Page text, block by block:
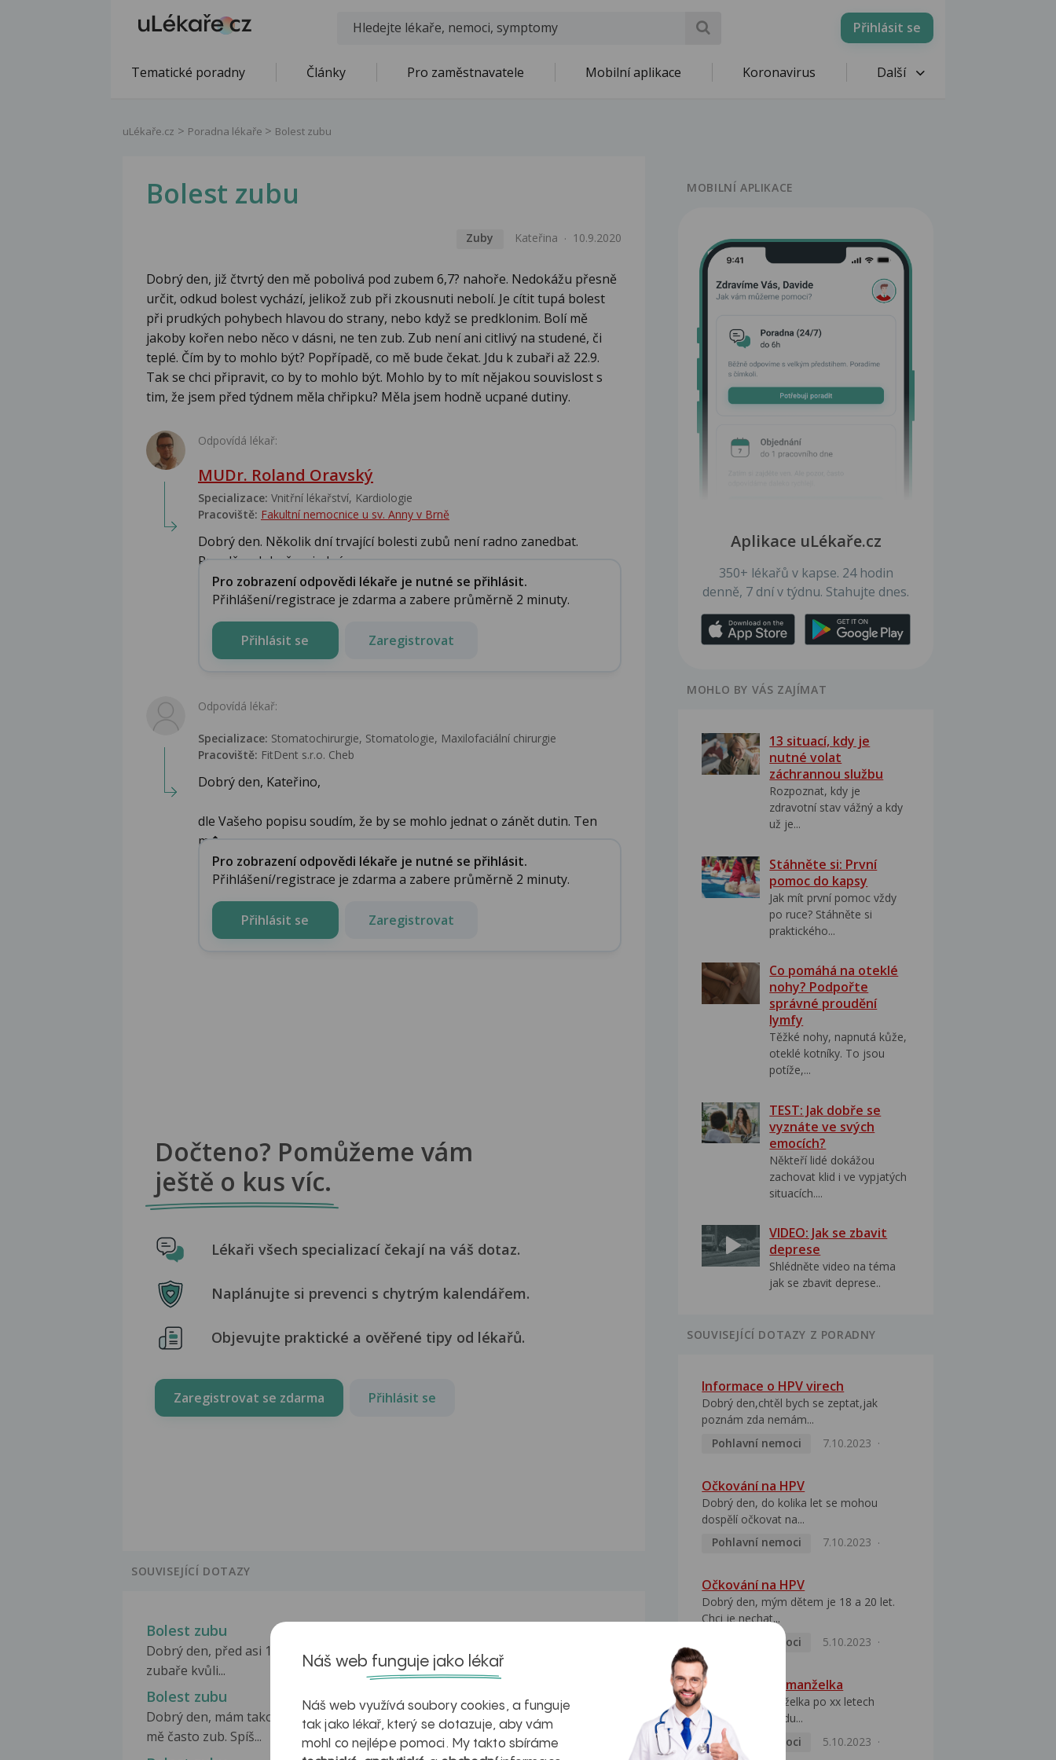
Přihlásit se
Tematické poradny Články Pro zaměstnavatele Mobilní aplikace Koronavirus Další
uLékaře.cz Poradna lékaře Bolest zubu
Bolest zubu
Zuby Kateřina 10.9.2020
Dobrý den, již čtvrtý den mě pobolivá pod zubem 6,7? nahoře. Nedokážu přesně
určit, odkud bolest vychází, jelikož zub při zkousnuti nebolí. Je cítit tupá bolest
při prudkých pohybech hlavou do strany, nebo když se predklonim. Bolí mě
jakoby kořen nebo něco v dásni, ne ten zub. Zub není ani citlivý na studené, či
teplé. Čím by to mohlo být? Popřípadě, co mě bude čekat. Jdu k zubaři až 22.9.
Tak se chci připravit, co by to mohlo být. Mohlo by to mít nějakou souvislost s
tim, že jsem před týdnem měla chřipku? Měla jsem hodně ucpané dutiny.
Odpovídá lékař:
MUDr. Roland Oravský
Specializace: Vnitřní lékařství, Kardiologie
Pracoviště: Fakultní nemocnice u sv. Anny v Brně
Dobrý den. Několik dní trvající bolesti zubů není radno zanedbat.
Pravděpodobně se jedná o...
Pro zobrazení odpovědi lékaře je nutné se přihlásit.
Přihlášení/registrace je zdarma a zabere průměrně 2 minuty.
Přihlásit se Zaregistrovat
Odpovídá lékař:
Specializace: Stomatochirurgie, Stomatologie‎, Maxilofaciální chirurgie
Pracoviště: FitDent s.r.o. Cheb
Dobrý den, Kateřino,
dle Vašeho popisu soudím, že by se mohlo jednat o zánět dutin. Ten
m�...
Pro zobrazení odpovědi lékaře je nutné se přihlásit.
Přihlášení/registrace je zdarma a zabere průměrně 2 minuty.
Přihlásit se Zaregistrovat
Dočteno? Pomůžeme vám
ještě o kus víc.
Lékaři všech specializací čekají na váš dotaz.
Naplánujte si prevenci s chytrým kalendářem.
Objevujte praktické a ověřené tipy od lékařů.
Zaregistrovat se zdarma Přihlásit se
SOUVISEJÍCÍ DOTAZY
Bolest zubu
Dobrý den, před asi 10 dny jsem byl u
zubaře kvůli...
Dobrý den, asi týden zpátky mě začal
bolet zub, 7 vpravo...
Bolest zubu
Dobrý den, mám takový problém, bolí
mě často zub. Spíš...
Bolest zubu
Dobrý den, tento týden jsem u mé
zubařky s bolestí...
MOBILNÍ APLIKACE
Aplikace uLékaře.cz
350+ lékařů v kapse. 24 hodin
denně, 7 dní v týdnu. Stahujte dnes.
MOHLO BY VÁS ZAJÍMAT
13 situací, kdy je
nutné volat
záchrannou službu
Rozpoznat, kdy je
zdravotní stav vážný a kdy
už je...
Stáhněte si: První
pomoc do kapsy
Jak mít první pomoc vždy
po ruce? Stáhněte si
praktického...
Co pomáhá na oteklé
nohy? Podpořte
správné proudění
lymfy
Těžké nohy, napnutá kůže,
oteklé kotníky. To jsou
potíže,...
TEST: Jak dobře se
vyznáte ve svých
emocích?
Někteří lidé dokážou
zachovat klid i ve vypjatých
situacích....
VIDEO: Jak se zbavit
deprese
Shlédněte video na téma
jak se zbavit deprese..
SOUVISEJÍCÍ DOTAZY Z PORADNY
Informace o HPV virech
Dobrý den,chtěl bych se zeptat,jak
poznám zda nemám...
Pohlavní nemoci
7.10.2023
Očkování na HPV
Dobrý den, do kolika let se mohou
dospělí očkovat na...
Pohlavní nemoci
7.10.2023
Očkování na HPV
Dobrý den, mým dětem je 18 a 20 let.
Chci je nechat...
Pohlavní nemoci
5.10.2023
HPV pozitivní manželka
Dobrý den, manželka po xx letech
přivezla z Východu...
Pohlavní nemoci
5.10.2023
Náš web funguje jako lékař
Náš web využívá soubory cookies, a funguje
tak jako lékař, který se dotazuje, aby vám
mohl co nejlépe pomoci. My takto sbíráme